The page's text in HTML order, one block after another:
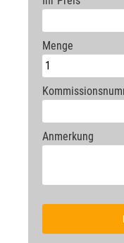
Menge
Anmerkung